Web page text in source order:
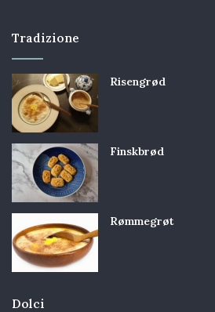
Tradizione
Risengrød
Finskbrød
Rømmegrøt
Dolci